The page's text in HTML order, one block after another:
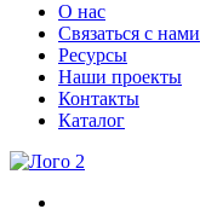
О нас
Связаться с нами
Ресурсы
Наши проекты
Контакты
Каталог